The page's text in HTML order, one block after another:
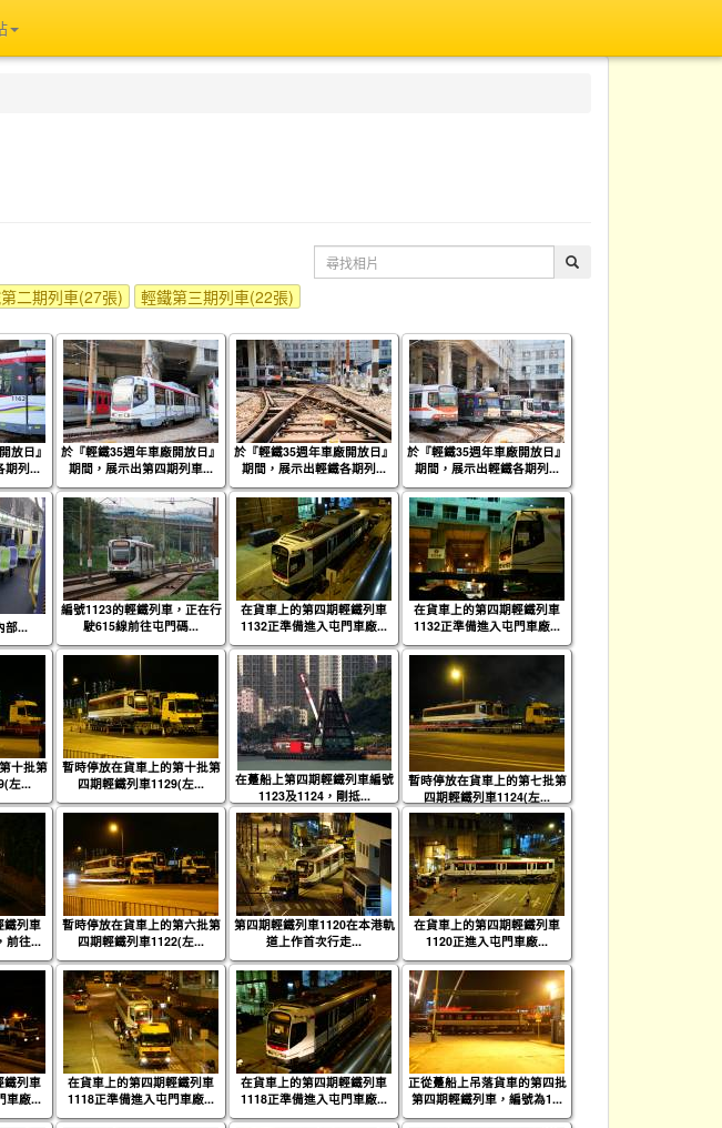
二期列車(27張)
輕鐵第三期列車(22張)
放日』
期列...
於『輕鐵35週年車廠開放日』
期間，展示出第四期列車...
於『輕鐵35週年車廠開放日』
期間，展示出輕鐵各期列...
於『輕鐵35週年車廠開放日』
期間，展示出輕鐵各期列...
部...
編號1123的輕鐵列車，正在行
駛615線前往屯門碼...
在貨車上的第四期輕鐵列車
1132正準備進入屯門車廠...
在貨車上的第四期輕鐵列車
1132正準備進入屯門車廠...
十批第
左...
暫時停放在貨車上的第十批第
四期輕鐵列車1129(左...
在躉船上第四期輕鐵列車編號
1123及1124，剛抵...
暫時停放在貨車上的第七批第
四期輕鐵列車1124(左...
鐵列車
前往...
暫時停放在貨車上的第六批第
四期輕鐵列車1122(左...
第四期輕鐵列車1120在本港軌
道上作首次行走...
在貨車上的第四期輕鐵列車
1120正進入屯門車廠...
鐵列車
車廠...
在貨車上的第四期輕鐵列車
1118正準備進入屯門車廠...
在貨車上的第四期輕鐵列車
1118正準備進入屯門車廠...
正從躉船上吊落貨車的第四批
第四期輕鐵列車，編號為1...